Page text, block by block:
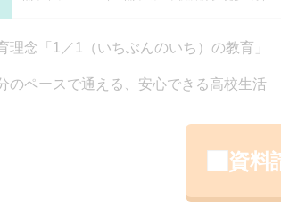
理念「1／1（いちぶんのいち）の教育」
のペースで通える、安心できる高校生活
資料